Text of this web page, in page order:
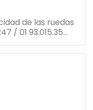
de las ruedas
/ 01 93.015.35
mm